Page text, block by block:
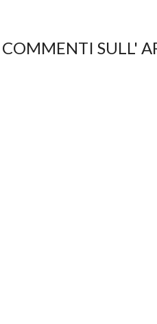
COMMENTI SULL'